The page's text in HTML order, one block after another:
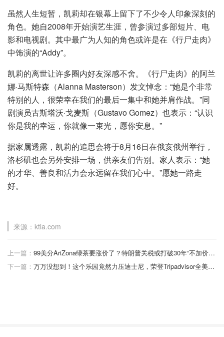
虽然人生短暂，凯莉却在银幕上留下了不少令人印象深刻的
角色。她自2008年开始演艺生涯，曾参演过多部短片、电
影和电视剧。其中最广为人知的角色或许是在《行尸走肉》
中饰演的“Addy”。
凯莉的离世让许多圈内好友深感不舍。《行尸走肉》的阿兰
娜·马斯特森（Alanna Masterson）发文悼念：“她是个非常
特别的人，很荣幸在我们的最后一集中和她并肩作战。”同
剧演员古斯塔沃·戈麦斯（Gustavo Gomez）也表示：“认识
你是我的幸运，你就像一束光，愿你安息。”
据家属透露，凯莉的追思会将于8月16日在俄亥俄州举行，
洛杉矶也会另外安排一场，供亲友们告别。家人表示：“她
的才华、善良和活力会永远留在我们心中。”愿她一路走
好。
来源：ktla.com
上一篇：
99美分AriZona绿茶要涨价了？特朗普关税或打破30年“不加价”传奇
下一篇：
万万没想到！这个乐园竟然力压迪士尼，荣登Tripadvisor全美最佳榜首！